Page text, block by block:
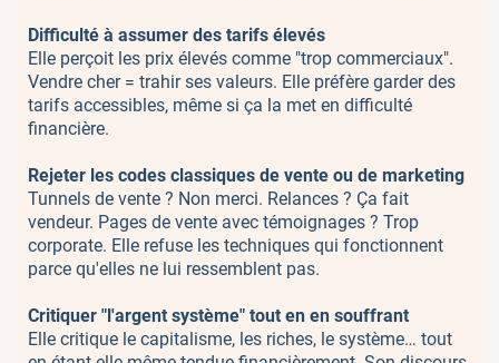
Difficulté à assumer des tarifs élevés
Elle perçoit les prix élevés comme "trop commerciaux".
Vendre cher = trahir ses valeurs. Elle préfère garder des
tarifs accessibles, même si ça la met en difficulté
financière.
Rejeter les codes classiques de vente ou de marketing
Tunnels de vente ? Non merci. Relances ? Ça fait
vendeur. Pages de vente avec témoignages ? Trop
corporate. Elle refuse les techniques qui fonctionnent
parce qu'elles ne lui ressemblent pas.
Critiquer "l'argent système" tout en en souffrant
Elle critique le capitalisme, les riches, le système… tout